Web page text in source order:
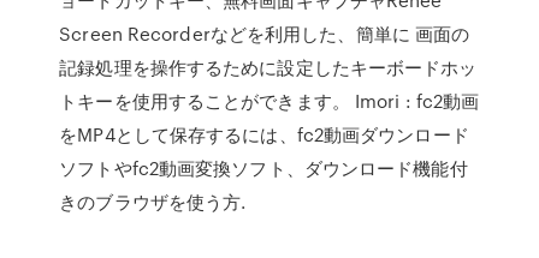
Screen Recorderなどを利用した、簡単に 画面の
記録処理を操作するために設定したキーボードホッ
トキーを使用することができます。 Imori : fc2動画
をMP4として保存するには、fc2動画ダウンロード
ソフトやfc2動画変換ソフト、ダウンロード機能付
きのブラウザを使う方.